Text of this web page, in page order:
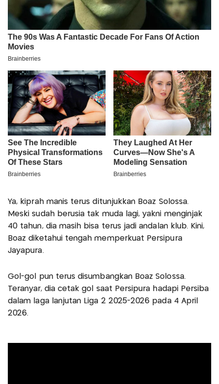
Ya, kiprah manis terus ditunjukkan Boaz Solossa.
Meski sudah berusia tak muda lagi, yakni menginjak
40 tahun, dia masih bisa terus jadi andalan klub. Kini,
Boaz diketahui tengah memperkuat Persipura
Jayapura.
Gol-gol pun terus disumbangkan Boaz Solossa.
Teranyar, dia cetak gol saat Persipura hadapi Persiba
dalam laga lanjutan Liga 2 2025-2026 pada 4 April
2026.